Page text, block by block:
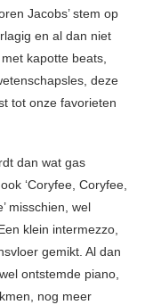
Jacobs’ stem op
en al dan niet
kapotte beats,
deze
tot onze favorieten
dan wat gas
‘Coryfee, Coryfee,
misschien, wel
klein intermezzo,
gemikt. Al dan
ontstemde piano,
nog meer